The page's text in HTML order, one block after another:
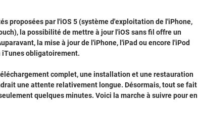
proposées par l'iOS 5 (système d'exploitation de l'iPhone,
la possibilité de mettre à jour l'iOS sans fil offre un
la mise à jour de l'iPhone, l'iPad ou encore l'iPod
iTunes obligatoirement.
complet, une installation et une restauration
une attente relativement longue. Désormais, tout se fait
quelques minutes. Voici la marche à suivre pour en